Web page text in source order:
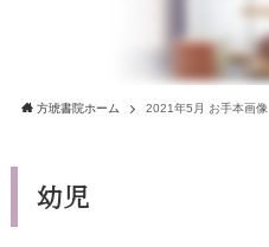
方琥書院ホーム 2021年5月 お手本画像
幼児